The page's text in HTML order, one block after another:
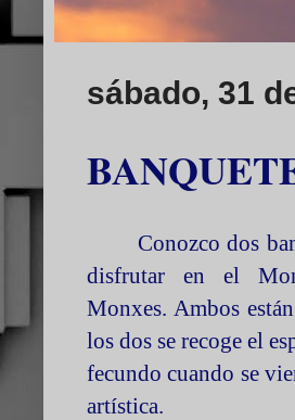
sábado, 31
Conozco dos
disfrutar en el
Monxes. Ambos
los dos se recoge el
fecundo cuando se
artística.